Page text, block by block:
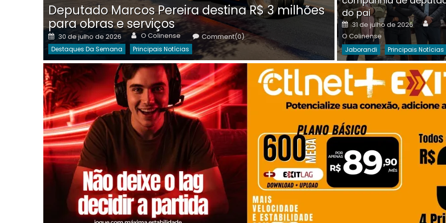
Deputado Marcos Pereira destina R$ 3 milhões
para obras e serviços
Posted
on
30 de julho de 2026 Author
O Colinense Comment(0)
Destaques Da Semana Principais Notícias
on
30 de julho de 2026 O
Destaques Da Semana
do pai
Posted
on
31 de julho de 2026
O Colinense
Jaborandi Principais Notícias